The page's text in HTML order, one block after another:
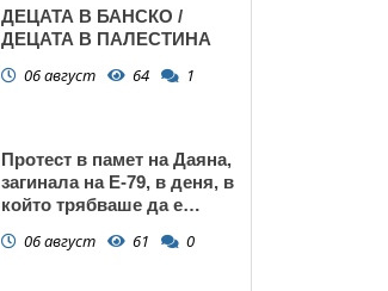
ДЕЦАТА В БАНСКО /
ДЕЦАТА В ПАЛЕСТИНА
06 август 64 1
Протест в памет на Даяна,
загинала на Е-79, в деня, в
който трябваше да е
06 август 61 0